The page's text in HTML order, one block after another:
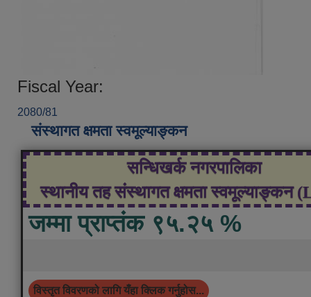
Fiscal Year:
2080/81
संस्थागत क्षमता स्वमूल्याङ्कन
सन्धिखर्क नगरपालिका
स्थानीय तह संस्थागत क्षमता स्वमूल्याङ्कन
जम्मा प्राप्तंक ९५.२५ %
विस्तृत विवरणको लागि यँहा क्लिक गर्नुहोस...